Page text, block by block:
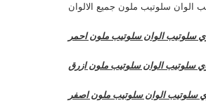
الوان سلوتيب ملون جميع الالوان
سلوتيب الوان سلوتيب ملون احمر
سلوتيب الوان سلوتيب ملون ازرق
سلوتيب الوان سلوتيب ملون اصفر